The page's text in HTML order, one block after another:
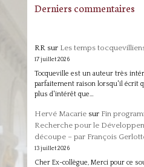
Derniers commentaires
RRsur Les temps
17 juillet 2026
Tocqueville est un auteur très
parfaitement raison lorsqu'il écrit
plus d'intérêt que…
Hervé Macariesur Fin
Recherche pour le
découpe – par François
13 juillet 2026
Cher Ex-collègue, Merci pour ce